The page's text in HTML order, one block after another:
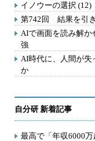
イノウーの選択
第742回 結果を引
AIで画面を読み解か
強
AI時代に、人間が失
か
自分研 新着記事
最高で「年収6000